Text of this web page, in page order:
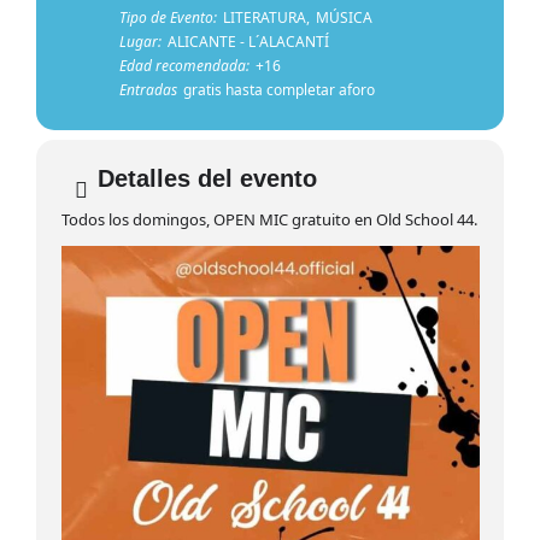
Tipo de Evento: LITERATURA, MÚSICA
Lugar: ALICANTE - L´ALACANTÍ
Edad recomendada: +16
Entradas gratis hasta completar aforo
Detalles del evento
Todos los domingos, OPEN MIC gratuito en Old School 44.